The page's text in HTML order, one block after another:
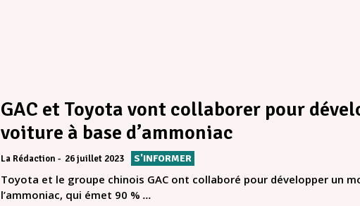
GAC et Toyota vont collaborer pour
voiture à base d’ammoniac
La Rédaction 26 juillet 2023 S'INFORMER
Toyota et le groupe chinois GAC ont collaboré pour développer un
l’ammoniac, qui émet 90 % ...